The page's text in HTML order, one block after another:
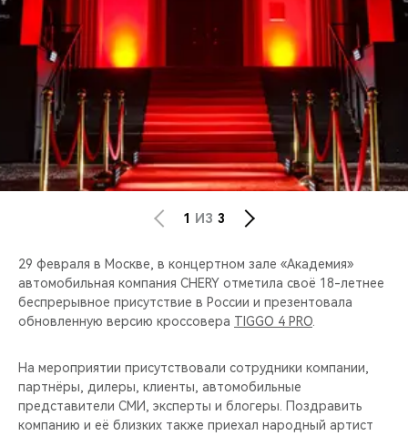
CHERY И СПОРТ
НАШИ МЕРОПРИЯТИЯ
ВИДЕООБЗОРЫ
CHERY ДЛЯ ДЕТЕЙ
1 ИЗ 3
29 февраля в Москве, в концертном зале «Академия»
автомобильная компания CHERY отметила своё 18-летнее
беспрерывное присутствие в России и презентовала
обновленную версию кроссовера TIGGO 4 PRO
На мероприятии присутствовали сотрудники компании,
партнёры, дилеры, клиенты, автомобильные
представители СМИ, эксперты и блогеры. Поздравить
компанию и её близких также приехал народный артист